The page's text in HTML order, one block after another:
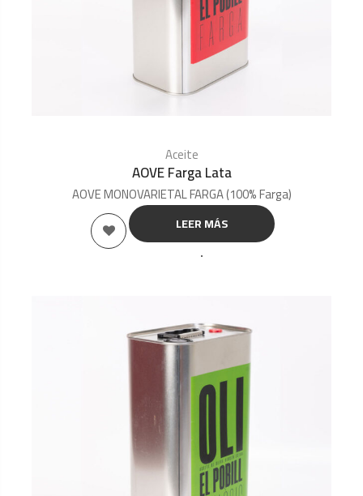
Aceite
AOVE Farga Lata
AOVE MONOVARIETAL FARGA (100% Farga)
LEER MÁS